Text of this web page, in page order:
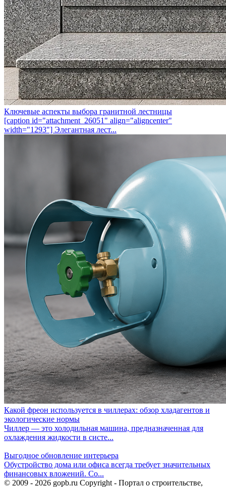
Ключевые аспекты выбора гранитной лестницы
[caption id="attachment_26051" align="aligncenter"
width="1293"] Элегантная лест...
Какой фреон используется в чиллерах: обзор хладагентов и
экологические нормы
Чиллер — это холодильная машина, предназначенная для
охлаждения жидкости в систе...
Выгодное обновление интерьера
Обустройство дома или офиса всегда требует значительных
финансовых вложений. Со...
© 2009 - 2026 gopb.ru Copyright - Портал о строительстве,